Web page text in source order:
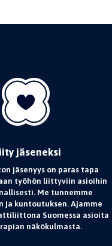
jäseneksi
jäsenyys on paras tapa
työhön liittyviin asioihin
Me tunnemme
ja kuntoutuksen. Ajamme
Suomessa asioita
näkökulmasta.